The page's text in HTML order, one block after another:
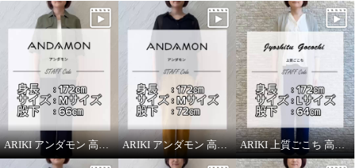
ARIKI アンダモン 高身長スタッフがはいてみました！ ARIKI アンダモン 高身長スタッフがはいてみました！ ARIKI 上質ごこち 高身長スタッフがはいてみました！